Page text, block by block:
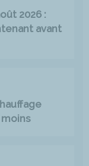
2026 :
avant